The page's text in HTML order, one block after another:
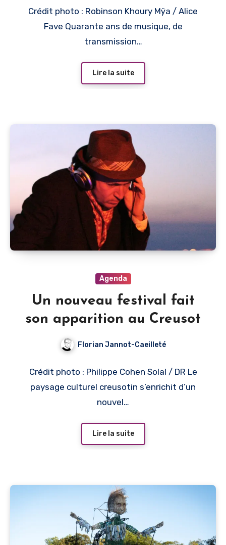
Crédit photo : Robinson Khoury Mÿa / Alice
Fave Quarante ans de musique, de
transmission…
Lire la suite
Agenda
Un nouveau festival fait
son apparition au Creusot
Florian Jannot-Caeilleté
Crédit photo : Philippe Cohen Solal / DR Le
paysage culturel creusotin s’enrichit d’un
nouvel…
Lire la suite